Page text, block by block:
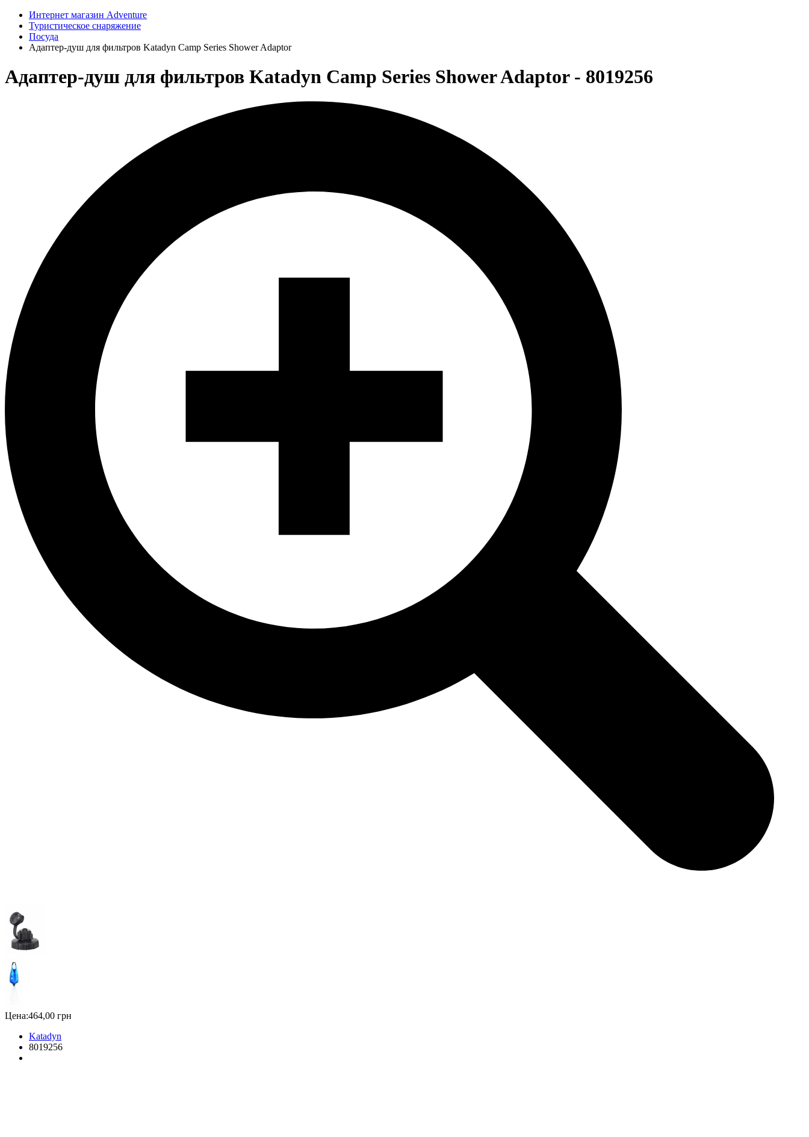
Интернет магазин Adventure
Туристическое снаряжение
Посуда
Адаптер-душ для фильтров Katadyn Camp Series Shower Adaptor
Адаптер-душ для фильтров Katadyn Camp Series Shower Adaptor - 8019256
Цена:464,00 грн
Katadyn
8019256